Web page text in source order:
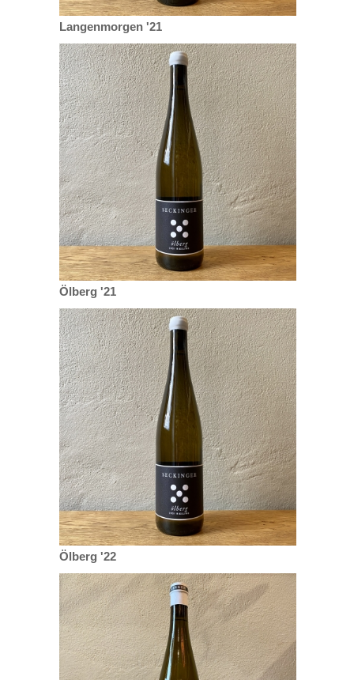
Langenmorgen '21
Ölberg '21
Ölberg '22